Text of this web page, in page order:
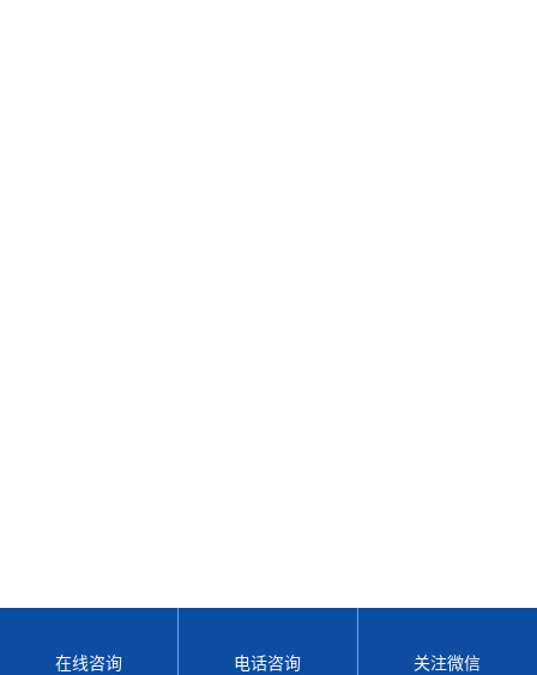
在线咨询 电话咨询 关注微信